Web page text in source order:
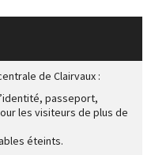
de Clairvaux :
passeport,
les visiteurs de plus de
éteints.